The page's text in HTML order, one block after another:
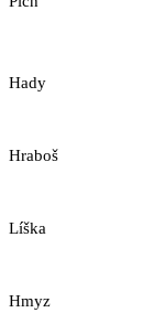
Hady
Hraboš
Líška
Hmyz